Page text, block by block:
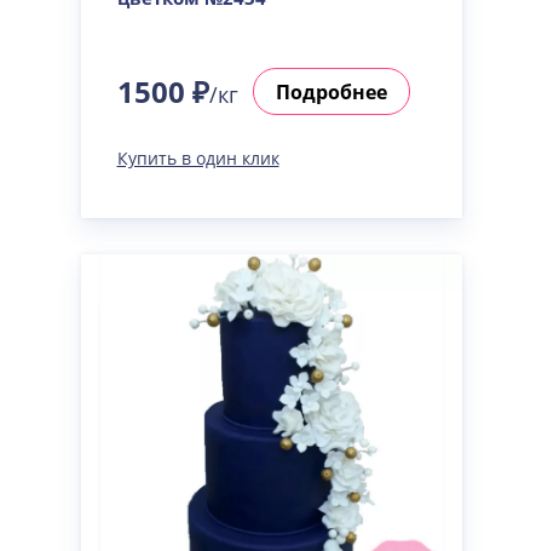
1500 ₽/кг Подробнее
Купить в один клик